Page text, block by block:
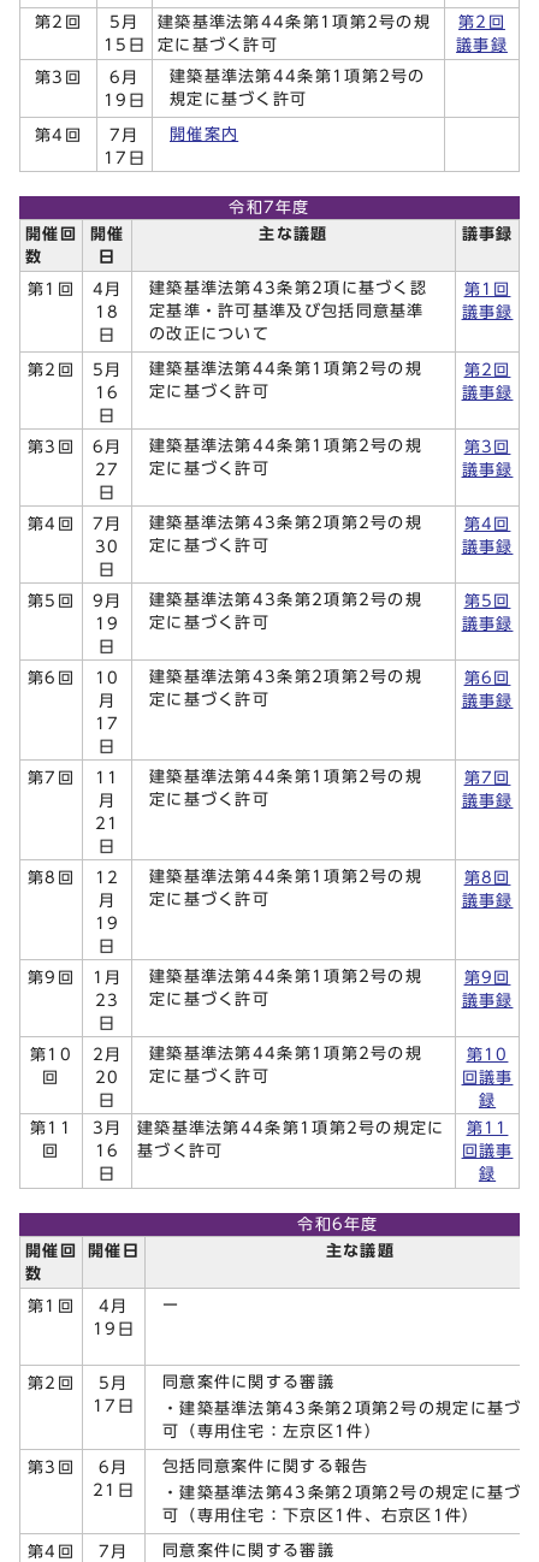
第2回
5月
15日
建築基準法第44条第1項第2号の規
定に基づく許可
第2回
議事録
第3回
6月
19日
建築基準法第44条第1項第2号の
規定に基づく許可
第4回
7月
17日
開催案内
令和7年度
開催回
数
開催
日
主な議題 議事録
第1回
4月
18
日
建築基準法第43条第2項に基づく認
定基準・許可基準及び包括同意基準
の改正について
第1回
議事録
第2回
5月
16
日
建築基準法第44条第1項第2号の規
定に基づく許可
第2回
議事録
第3回
6月
27
日
建築基準法第44条第1項第2号の規
定に基づく許可
第3回
議事録
第4回
7月
30
日
建築基準法第43条第2項第2号の規
定に基づく許可
第4回
議事録
第5回
9月
19
日
建築基準法第43条第2項第2号の規
定に基づく許可
第5回
議事録
第6回
10
月
17
日
建築基準法第43条第2項第2号の規
定に基づく許可
第6回
議事録
第7回
11
月
21
日
建築基準法第44条第1項第2号の規
定に基づく許可
第7回
議事録
第8回
12
月
19
日
建築基準法第44条第1項第2号の規
定に基づく許可
第8回
議事録
第9回
1月
23
日
建築基準法第44条第1項第2号の規
定に基づく許可
第9回
議事録
第10
回
2月
20
日
建築基準法第44条第1項第2号の規
定に基づく許可
第10
回議事
録
第11
回
3月
16
日
建築基準法第44条第1項第2号の規定に
基づく許可
第11
回議事
録
令和6年度
開催回
数
開催日 主な議題
第1回
4月
19日
第2回
5月
17日
同意案件に関する審議
・建築基準法第43条第2項第2号の規定に基づ
可（専用住宅：左京区1件）
第3回
6月
21日
包括同意案件に関する報告
・建築基準法第43条第2項第2号の規定に基づ
可（専用住宅：下京区1件、右京区1件）
第4回
7月
同意案件に関する審議